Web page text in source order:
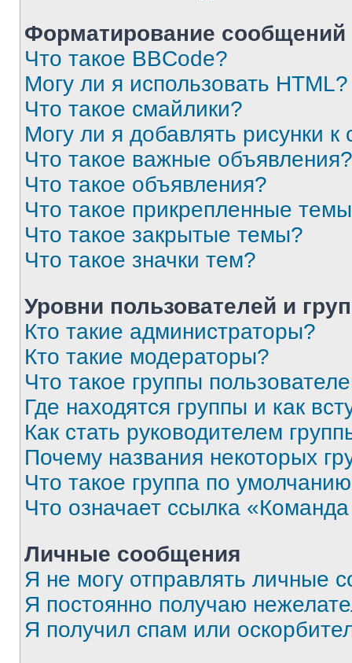
Форматирование
Что такое BBCode?
Могу ли я использовать HTML?
Что такое смайлики?
Могу ли я добавлять рисунки
Что такое важные объявления?
Что такое объявления?
Что такое прикрепленные
Что такое закрытые темы?
Что такое значки тем?
Уровни пользователей и
Кто такие администраторы?
Кто такие модераторы?
Что такое группы
Где находятся группы и как
Как стать руководителем
Почему названия некоторых
Что такое группа по
Что означает ссылка
Личные сообщения
Я не могу отправлять личные
Я постоянно получаю
Я получил спам или